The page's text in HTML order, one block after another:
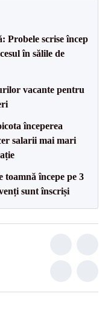
Probele scrise încep
în sălile de
vacante pentru
începerea
salarii mai mari
toamnă începe pe 3
sunt înscriși